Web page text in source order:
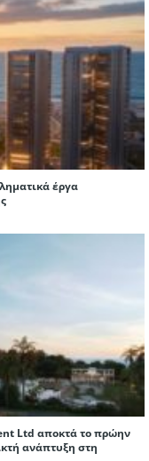
έργα
Ltd αποκτά το πρώην
ανάπτυξη στη